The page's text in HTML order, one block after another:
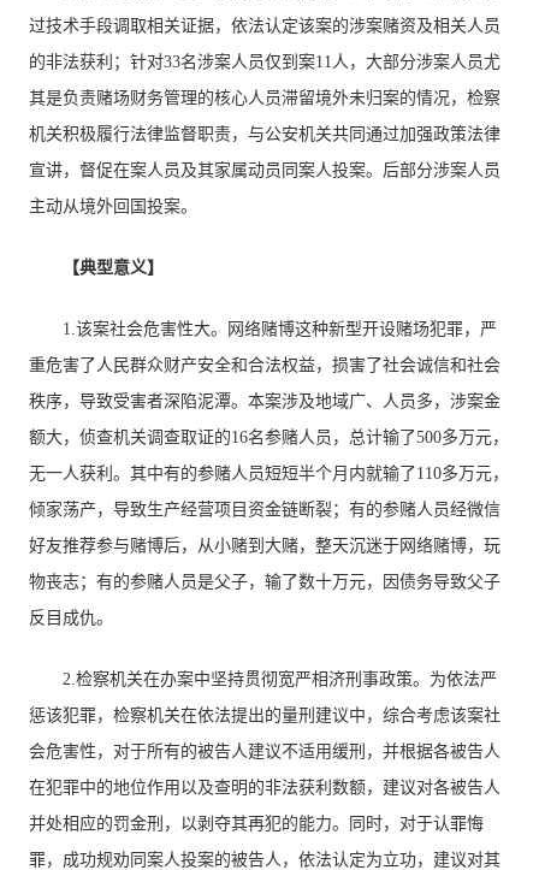
过技术手段调取相关证据，依法认定该案的涉案赌资及相关人员
的非法获利；针对33名涉案人员仅到案11人，大部分涉案人员尤
其是负责赌场财务管理的核心人员滞留境外未归案的情况，检察
机关积极履行法律监督职责，与公安机关共同通过加强政策法律
宣讲，督促在案人员及其家属动员同案人投案。后部分涉案人员
主动从境外回国投案。
【典型意义】
1.该案社会危害性大。网络赌博这种新型开设赌场犯罪，严
重危害了人民群众财产安全和合法权益，损害了社会诚信和社会
秩序，导致受害者深陷泥潭。本案涉及地域广、人员多，涉案金
额大，侦查机关调查取证的16名参赌人员，总计输了500多万元，
无一人获利。其中有的参赌人员短短半个月内就输了110多万元，
倾家荡产，导致生产经营项目资金链断裂；有的参赌人员经微信
好友推荐参与赌博后，从小赌到大赌，整天沉迷于网络赌博，玩
物丧志；有的参赌人员是父子，输了数十万元，因债务导致父子
反目成仇。
2.检察机关在办案中坚持贯彻宽严相济刑事政策。为依法严
惩该犯罪，检察机关在依法提出的量刑建议中，综合考虑该案社
会危害性，对于所有的被告人建议不适用缓刑，并根据各被告人
在犯罪中的地位作用以及查明的非法获利数额，建议对各被告人
并处相应的罚金刑，以剥夺其再犯的能力。同时，对于认罪悔
罪，成功规劝同案人投案的被告人，依法认定为立功，建议对其